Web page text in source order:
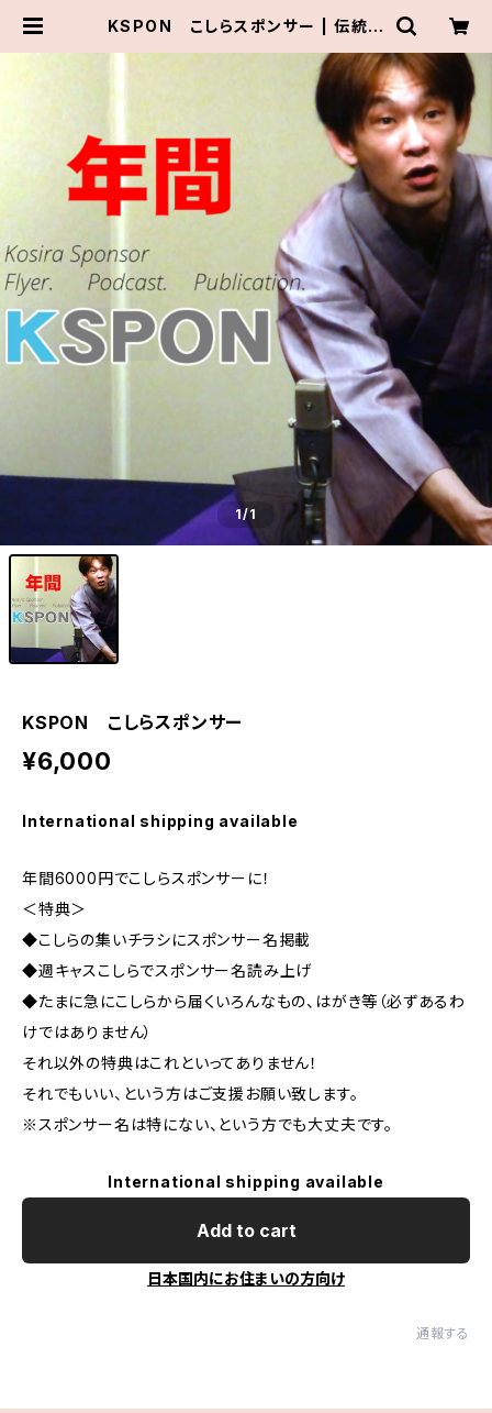
KSPON こしらスポンサー | 伝統組
1/1
KSPON こしらスポンサー
¥6,000
International shipping available
年間6000円でこしらスポンサーに！
＜特典＞
◆こしらの集いチラシにスポンサー名掲載
◆週キャスこしらでスポンサー名読み上げ
◆たまに急にこしらから届くいろんなもの、はがき等（必ずあるわ
けではありません）
それ以外の特典はこれといってありません！
それでもいい、という方はご支援お願い致します。
※スポンサー名は特にない、という方でも大丈夫です。
International shipping available
Add to cart
日本国内にお住まいの方向け
通報する